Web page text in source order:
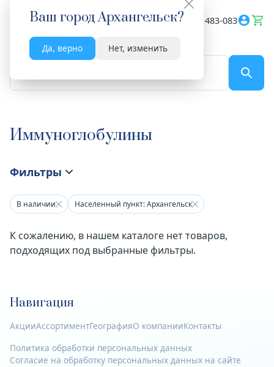
Ваш городАрхангельск?
Да, верно Нет, изменить
Весь сайт 8182 483-083
Иммуноглобулины
Фильтры
В наличии Населенный пункт: Архангельск
К сожалению, в нашем каталоге нет товаров,
подходящих под выбранные фильтры.
Навигация
АкцииАссортиментГеографияО компанииКонтакты
Политика обработки персональных данных
Согласие на обработку персональных данных на сайте